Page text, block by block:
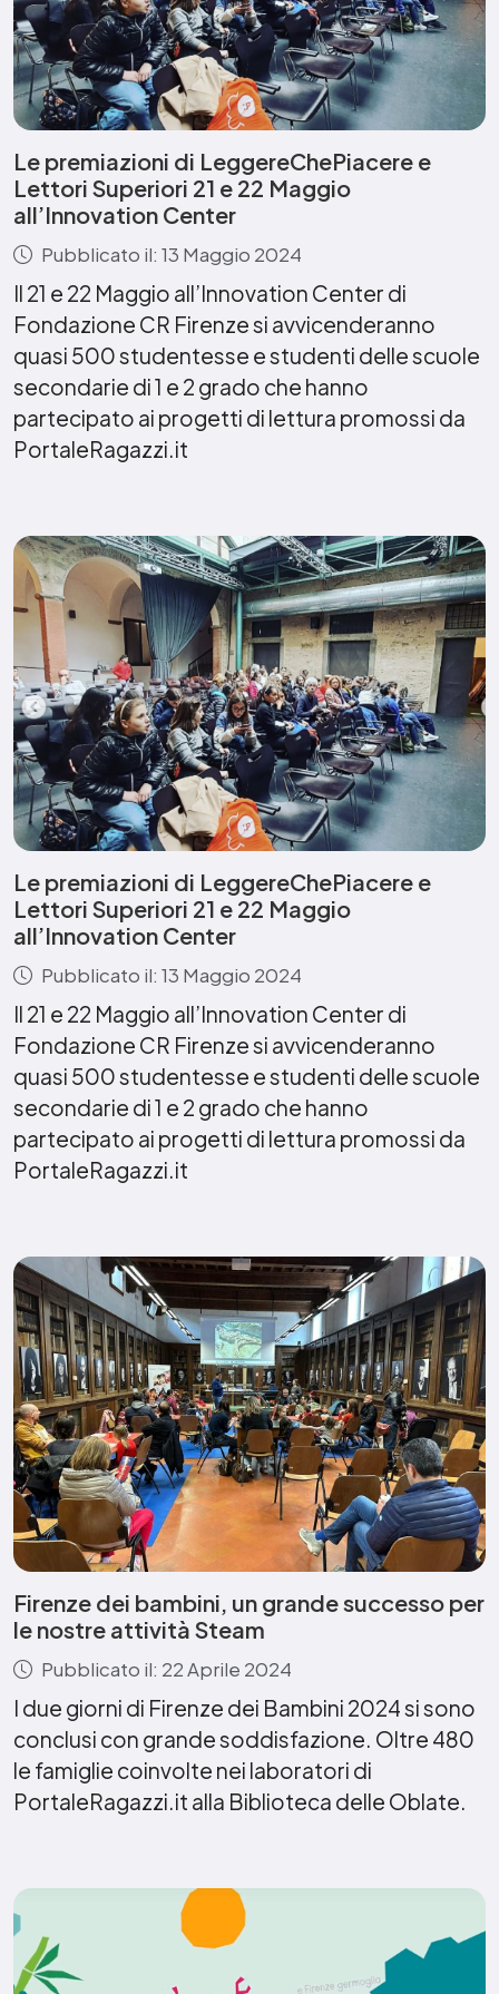
Le premiazioni di LeggereChePiacere e
Lettori Superiori 21 e 22 Maggio
all’Innovation Center
Pubblicato il: 13 Maggio 2024
Il 21 e 22 Maggio all’Innovation Center di
Fondazione CR Firenze si avvicenderanno
quasi 500 studentesse e studenti delle scuole
secondarie di 1 e 2 grado che hanno
partecipato ai progetti di lettura promossi da
PortaleRagazzi.it
Le premiazioni di LeggereChePiacere e
Lettori Superiori 21 e 22 Maggio
all’Innovation Center
Pubblicato il: 13 Maggio 2024
Il 21 e 22 Maggio all’Innovation Center di
Fondazione CR Firenze si avvicenderanno
quasi 500 studentesse e studenti delle scuole
secondarie di 1 e 2 grado che hanno
partecipato ai progetti di lettura promossi da
PortaleRagazzi.it
Firenze dei bambini, un grande successo per
le nostre attività Steam
Pubblicato il: 22 Aprile 2024
I due giorni di Firenze dei Bambini 2024 si sono
conclusi con grande soddisfazione. Oltre 480
le famiglie coinvolte nei laboratori di
PortaleRagazzi.it alla Biblioteca delle Oblate.